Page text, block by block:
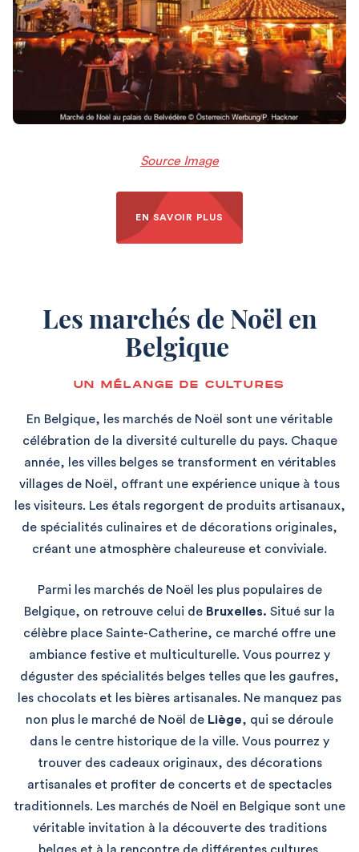
Source Image
EN SAVOIR PLUS
Les marchés de Noël en
Belgique
UN MÉLANGE DE CULTURES
En Belgique, les marchés de Noël sont une véritable
célébration de la diversité culturelle du pays. Chaque
année, les villes belges se transforment en véritables
villages de Noël, offrant une expérience unique à tous
les visiteurs. Les étals regorgent de produits artisanaux,
de spécialités culinaires et de décorations originales,
créant une atmosphère chaleureuse et conviviale.
Parmi les marchés de Noël les plus populaires de
Belgique, on retrouve celui de Bruxelles. Situé sur la
célèbre place Sainte-Catherine, ce marché offre une
ambiance festive et multiculturelle. Vous pourrez y
déguster des spécialités belges telles que les gaufres,
les chocolats et les bières artisanales. Ne manquez pas
non plus le marché de Noël de Liège, qui se déroule
dans le centre historique de la ville. Vous pourrez y
trouver des cadeaux originaux, des décorations
artisanales et profiter de concerts et de spectacles
traditionnels. Les marchés de Noël en Belgique sont une
véritable invitation à la découverte des traditions